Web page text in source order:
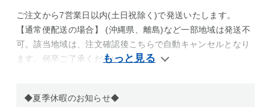
ご注文から7営業日以内(土日祝除く)で発送いたします。
【通常便配送の場合】 (沖縄県、離島)など一部地域は発送不
可。該当地域は、注文確認後こちらで自動キャンセルとなり
ます。何卒ご了承ください
◆夏季休暇のお知らせ◆